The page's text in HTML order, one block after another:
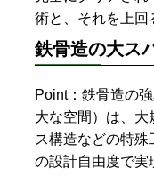
術と、それを上回
鉄骨造の大ス
Point：鉄骨造の
大な空間）は、大
ス構造などの特
の設計自由度で実